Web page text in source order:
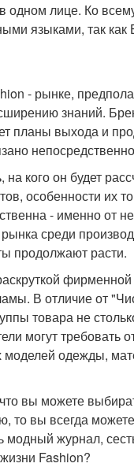
одном лице. Ко
языками, так как
- рынке,
знаний.
планы выхода и
кого он будет
особенности их
- именно от
среди
продолжают расти.
В отличие от
товара не
могут требовать
моделей одежды,
вы можете
вы всегда
модный журнал,
Fashion?